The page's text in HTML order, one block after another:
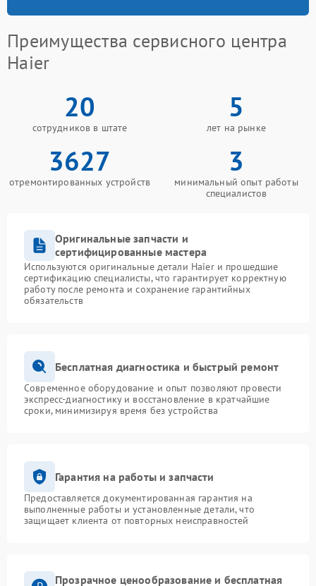
Преимущества сервисного центра
Haier
20
сотрудников в штате
5
лет на рынке
3627
отремонтированных устройств
3
минимальный опыт работы
специалистов
Оригинальные запчасти и
сертифицированные мастера
Используются оригинальные детали Haier и прошедшие
сертификацию специалисты, что гарантирует корректную
работу после ремонта и сохранение гарантийных
обязательств
Бесплатная диагностика и быстрый ремонт
Современное оборудование и опыт позволяют провести
экспресс-диагностику и восстановление в кратчайшие
сроки, минимизируя время без устройства
Гарантия на работы и запчасти
Предоставляется документированная гарантия на
выполненные работы и установленные детали, что
защищает клиента от повторных неисправностей
Прозрачное ценообразование и бесплатная